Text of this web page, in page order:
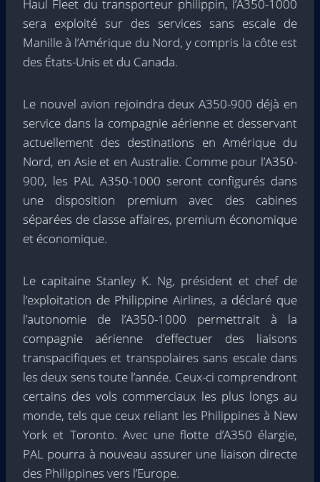
Haul Fleet du transporteur philippin, l’A350-1000
sera exploité sur des services sans escale de
Manille à l’Amérique du Nord, y compris la côte est
des États-Unis et du Canada.
Le nouvel avion rejoindra deux A350-900 déjà en
service dans la compagnie aérienne et desservant
actuellement des destinations en Amérique du
Nord, en Asie et en Australie. Comme pour l’A350-
900, les PAL A350-1000 seront configurés dans
une disposition premium avec des cabines
séparées de classe affaires, premium économique
et économique.
Le capitaine Stanley K. Ng, président et chef de
l’exploitation de Philippine Airlines, a déclaré que
l’autonomie de l’A350-1000 permettrait à la
compagnie aérienne d’effectuer des liaisons
transpacifiques et transpolaires sans escale dans
les deux sens toute l’année. Ceux-ci comprendront
certains des vols commerciaux les plus longs au
monde, tels que ceux reliant les Philippines à New
York et Toronto. Avec une flotte d’A350 élargie,
PAL pourra à nouveau assurer une liaison directe
des Philippines vers l’Europe.